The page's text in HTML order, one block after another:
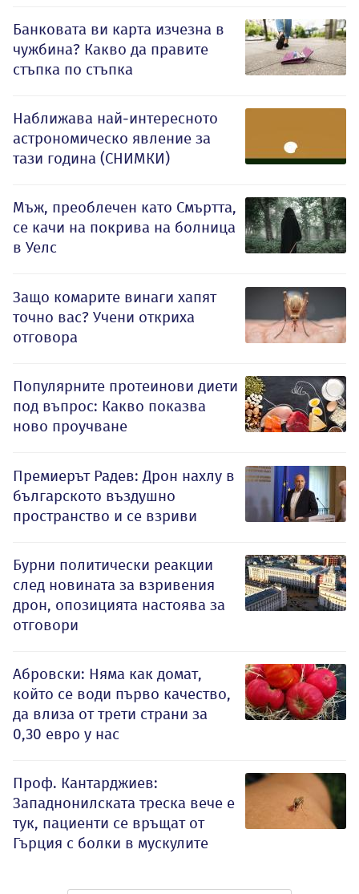
Банковата ви карта изчезна в
чужбина? Какво да правите
стъпка по стъпка
Наближава най-интересното
астрономическо явление за
тази година (СНИМКИ)
Мъж, преоблечен като Смъртта,
се качи на покрива на болница
в Уелс
Защо комарите винаги хапят
точно вас? Учени откриха
отговора
Популярните протеинови диети
под въпрос: Какво показва
ново проучване
Премиерът Радев: Дрон нахлу в
българското въздушно
пространство и се взриви
Бурни политически реакции
след новината за взривения
дрон, опозицията настоява за
отговори
Абровски: Няма как домат,
който се води първо качество,
да влиза от трети страни за
0,30 евро у нас
Проф. Кантарджиев:
Западнонилската треска вече е
тук, пациенти се връщат от
Гърция с болки в мускулите